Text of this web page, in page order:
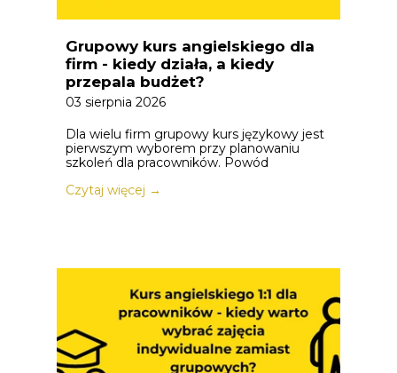
Grupowy kurs angielskiego dla
firm - kiedy działa, a kiedy
przepala budżet?
03 sierpnia 2026
Dla wielu firm grupowy kurs językowy jest
pierwszym wyborem przy planowaniu
szkoleń dla pracowników. Powód
Czytaj więcej →